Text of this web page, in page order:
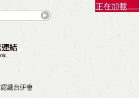
正在加載......
認識台研會